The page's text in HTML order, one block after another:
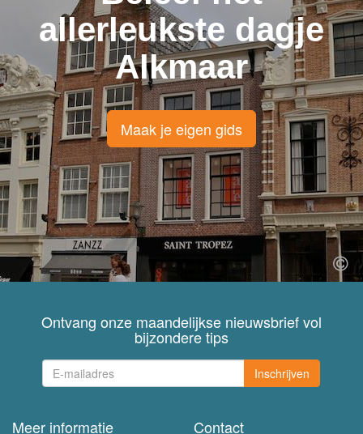
allerleukste dagje
Alkmaar
Maak je eigen gids
Ontvang onze maandelijkse nieuwsbrief vol
bijzondere tips
Inschrijven
Meer informatie Contact